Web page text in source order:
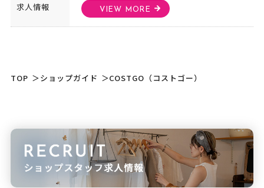
求人情報 VIEW MORE
TOP ＞ショップガイド ＞COSTGO（コストゴー）